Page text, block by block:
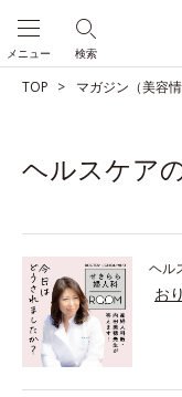
検索
メニュー
TOP マガジン（美容
ヘルスケア
ヘル
お